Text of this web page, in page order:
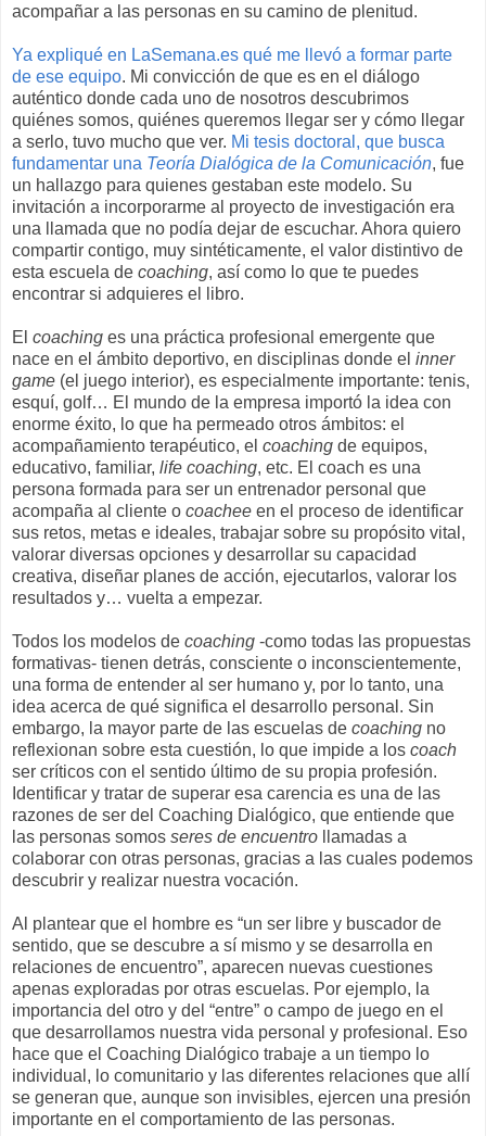
acompañar a las personas en su camino de plenitud.
Ya expliqué en LaSemana.es qué me llevó a formar parte
de ese equipo. Mi convicción de que es en el diálogo
auténtico donde cada uno de nosotros descubrimos
quiénes somos, quiénes queremos llegar ser y cómo llegar
a serlo, tuvo mucho que ver. Mi tesis doctoral, que busca
fundamentar una Teoría Dialógica de la Comunicación, fue
un hallazgo para quienes gestaban este modelo. Su
invitación a incorporarme al proyecto de investigación era
una llamada que no podía dejar de escuchar. Ahora quiero
compartir contigo, muy sintéticamente, el valor distintivo de
esta escuela de coaching, así como lo que te puedes
encontrar si adquieres el libro.
El coaching es una práctica profesional emergente que
nace en el ámbito deportivo, en disciplinas donde el inner
game (el juego interior), es especialmente importante: tenis,
esquí, golf… El mundo de la empresa importó la idea con
enorme éxito, lo que ha permeado otros ámbitos: el
acompañamiento terapéutico, el coaching de equipos,
educativo, familiar, life coaching, etc. El coach es una
persona formada para ser un entrenador personal que
acompaña al cliente o coachee en el proceso de identificar
sus retos, metas e ideales, trabajar sobre su propósito vital,
valorar diversas opciones y desarrollar su capacidad
creativa, diseñar planes de acción, ejecutarlos, valorar los
resultados y… vuelta a empezar.
Todos los modelos de coaching -como todas las propuestas
formativas- tienen detrás, consciente o inconscientemente,
una forma de entender al ser humano y, por lo tanto, una
idea acerca de qué significa el desarrollo personal. Sin
embargo, la mayor parte de las escuelas de coaching no
reflexionan sobre esta cuestión, lo que impide a los coach
ser críticos con el sentido último de su propia profesión.
Identificar y tratar de superar esa carencia es una de las
razones de ser del Coaching Dialógico, que entiende que
las personas somos seres de encuentro llamadas a
colaborar con otras personas, gracias a las cuales podemos
descubrir y realizar nuestra vocación.
Al plantear que el hombre es “un ser libre y buscador de
sentido, que se descubre a sí mismo y se desarrolla en
relaciones de encuentro”, aparecen nuevas cuestiones
apenas exploradas por otras escuelas. Por ejemplo, la
importancia del otro y del “entre” o campo de juego en el
que desarrollamos nuestra vida personal y profesional. Eso
hace que el Coaching Dialógico trabaje a un tiempo lo
individual, lo comunitario y las diferentes relaciones que allí
se generan que, aunque son invisibles, ejercen una presión
importante en el comportamiento de las personas.